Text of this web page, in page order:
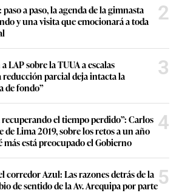
a paso, la agenda de la gimnasta
y una visita que emocionará a toda
2
LAP sobre la TUUA a escalas
parcial deja intacta la
de fondo”
3
el tiempo perdido”: Carlos
de Lima 2019, sobre los retos a un año
más está preocupado el Gobierno
4
Azul: Las razones detrás de la
de sentido de la Av. Arequipa por parte5